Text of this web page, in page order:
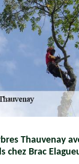
Thauvenay
chez Brac